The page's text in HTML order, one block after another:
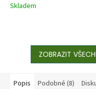
Skladem
ZOBRAZIT
Popis Podobné (8)